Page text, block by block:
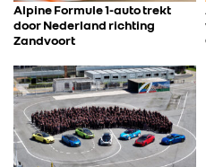
Alpine Formule 1-auto trekt
door Nederland richting
Zandvoort